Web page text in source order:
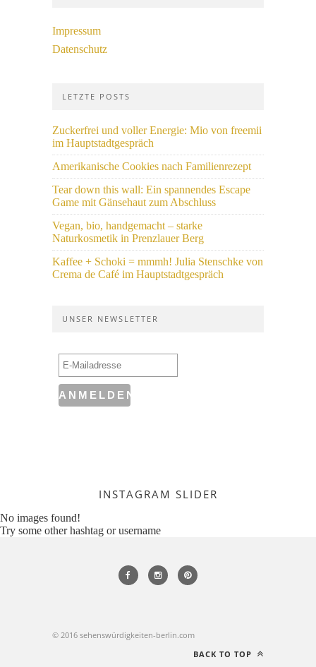
Impressum
Datenschutz
LETZTE POSTS
Zuckerfrei und voller Energie: Mio von freemii
im Hauptstadtgespräch
Amerikanische Cookies nach Familienrezept
Tear down this wall: Ein spannendes Escape
Game mit Gänsehaut zum Abschluss
Vegan, bio, handgemacht – starke
Naturkosmetik in Prenzlauer Berg
Kaffee + Schoki = mmmh! Julia Stenschke von
Crema de Café im Hauptstadtgespräch
UNSER NEWSLETTER
INSTAGRAM SLIDER
No images found!
Try some other hashtag or username
© 2016 sehenswürdigkeiten-berlin.com
BACK TO TOP